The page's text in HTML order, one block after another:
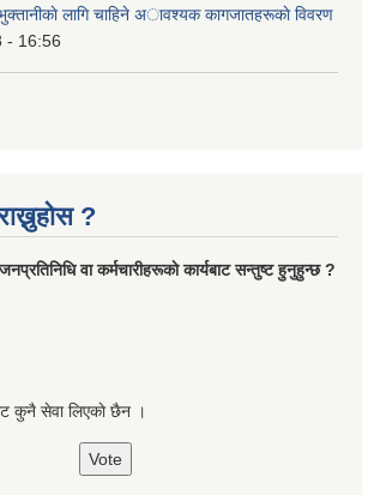
लागि चाहिने अावश्यक कागजातहरूकाे विवरण
- 16:56
?
वा कर्मचारीहरूकाे कार्यबाट सन्तुष्ट हुनुहुन्छ ?
कुनै सेवा लिएकाे छैन ।